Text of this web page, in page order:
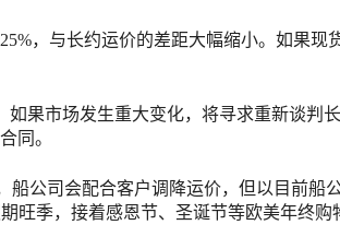
，与长约运价的差距大幅缩小。如果现
果市场发生重大变化，将寻求重新谈判
同。
公司会配合客户调降运价，但以目前船
旺季，接着感恩节、圣诞节等欧美年终